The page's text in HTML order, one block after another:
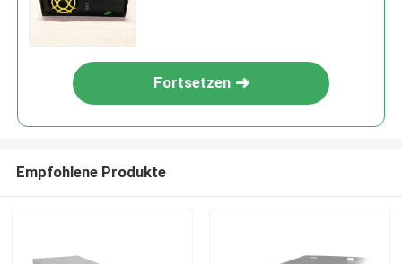
Fortsetzen
Empfohlene Produkte